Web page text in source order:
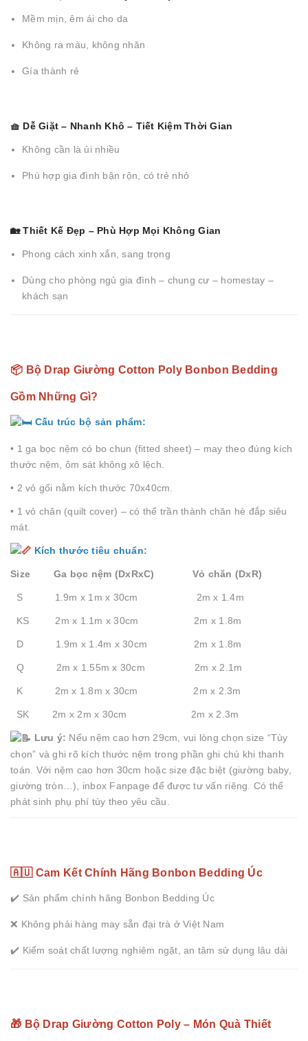
Mềm mịn, êm ái cho da
Không ra màu, không nhăn
Gía thành rẻ
🧺 Dễ Giặt – Nhanh Khô – Tiết Kiệm Thời Gian
Không cần là ủi nhiều
Phù hợp gia đình bận rộn, có trẻ nhỏ
🏡 Thiết Kế Đẹp – Phù Hợp Mọi Không Gian
Phong cách xinh xắn, sang trọng
Dùng cho phòng ngủ gia đình – chung cư – homestay –
khách sạn
📦 Bộ Drap Giường Cotton Poly Bonbon Bedding
Gồm Những Gì?
Cấu trúc bộ sản phẩm:
• 1 ga bọc nệm có bo chun (fitted sheet) – may theo đúng kích
thước nệm, ôm sát không xô lệch.
• 2 vỏ gối nằm kích thước 70x40cm.
• 1 vỏ chăn (quilt cover) – có thể trần thành chăn hè đắp siêu
mát.
Kích thước tiêu chuẩn:
Size Ga bọc nệm (DxRxC) Vỏ chăn (DxR)
S 1.9m x 1m x 30cm 2m x 1.4m
KS 2m x 1.1m x 30cm 2m x 1.8m
D 1.9m x 1.4m x 30cm 2m x 1.8m
Q 2m x 1.55m x 30cm 2m x 2.1m
K 2m x 1.8m x 30cm 2m x 2.3m
SK 2m x 2m x 30cm 2m x 2.3m
Lưu ý: Nếu nệm cao hơn 29cm, vui lòng chọn size “Tùy
chọn” và ghi rõ kích thước nệm trong phần ghi chú khi thanh
toán. Với nệm cao hơn 30cm hoặc size đặc biệt (giường baby,
giường tròn…), inbox Fanpage để được tư vấn riêng. Có thể
phát sinh phụ phí tùy theo yêu cầu.
🇦🇺 Cam Kết Chính Hãng Bonbon Bedding Úc
✔️ Sản phẩm chính hãng Bonbon Bedding Úc
❌ Không phải hàng may sẵn đại trà ở Việt Nam
✔️ Kiểm soát chất lượng nghiêm ngặt, an tâm sử dụng lâu dài
🎁 Bộ Drap Giường Cotton Poly – Món Quà Thiết